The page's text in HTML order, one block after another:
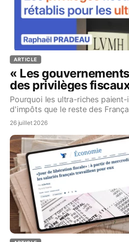
ARTICLE
« Les
des privilèges
ultra-riches » R.
Pourquoi les ultra-riches
d'impôts que le reste des
fiscalité a basculé...Source
26 juillet 2026